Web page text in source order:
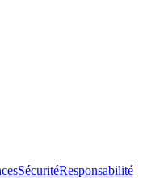
SécuritéResponsabilité